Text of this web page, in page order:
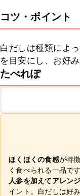
コツ・ポイント
白だしは種類によ
を目安にし、お好
たべれぽ
ほくほくの食感が特
く食べられる一品で
人参を加えてアレンジ
イント。白だしは好